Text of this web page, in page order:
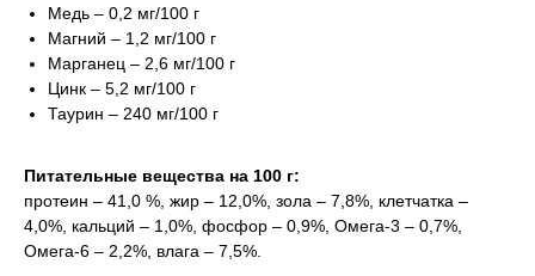
Медь – 0,2 мг/100 г
Магний – 1,2 мг/100 г
Марганец – 2,6 мг/100 г
Цинк – 5,2 мг/100 г
Таурин – 240 мг/100 г
Питательные вещества на 100 г:
протеин – 41,0 %, жир – 12,0%, зола – 7,8%, клетчатка –
4,0%, кальций – 1,0%, фосфор – 0,9%, Омега-3 – 0,7%,
Омега-6 – 2,2%, влага – 7,5%.